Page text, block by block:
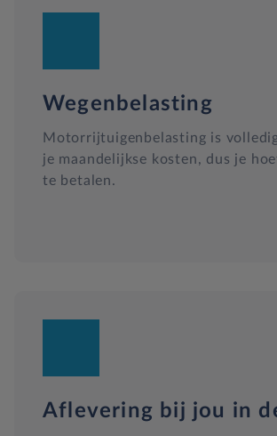
Wegenbelasting
Motorrijtuigenbelasting is
je maandelijkse kosten, dus je
te betalen.
Aflevering bij jou in